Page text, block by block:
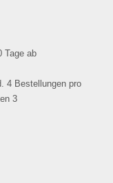
Tage ab
4 Bestellungen pro
3